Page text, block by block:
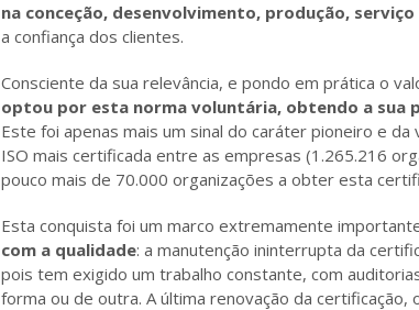
na conceção, desenvolvimento, produção,
a confiança dos clientes.
Consciente da sua relevância, e pondo em prática o
optou por esta norma voluntária, obtendo a sua
Este foi apenas mais um sinal do caráter pioneiro e
ISO mais certificada entre as empresas (1.265.216
pouco mais de 70.000 organizações a obter esta
Esta conquista foi um marco extremamente
com a qualidade: a manutenção ininterrupta da
pois tem exigido um trabalho constante, com
forma ou de outra. A última renovação da